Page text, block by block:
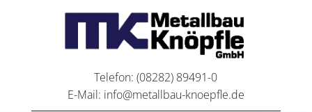
Telefon:(08282) 89491-0
E-Mail: info@metallbau-knoepfle.de